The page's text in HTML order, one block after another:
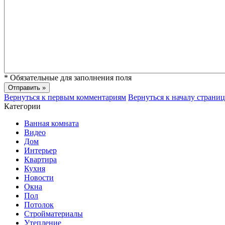
* Обязательные для заполнения поля
Вернуться к первым комментариям Вернуться к началу
Категории
Ванная комната
Видео
Дом
Интерьер
Квартира
Кухня
Новости
Окна
Пол
Потолок
Стройматериалы
Утепление